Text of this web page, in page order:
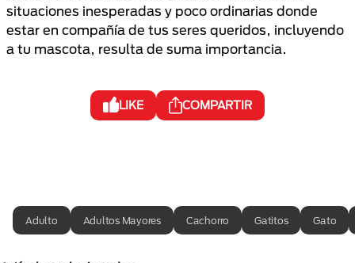
situaciones inesperadas y poco ordinarias donde
estar en compañía de tus seres queridos, incluyendo
a tu mascota, resulta de suma importancia.
LIKE COMPARTIR
Adulto Adultos Mayores Cachorro Gatitos Gato